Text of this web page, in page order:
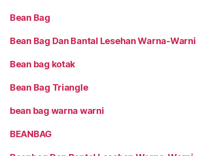
Bean Bag
Bean Bag Dan Bantal Lesehan Warna-Warni
Bean bag kotak
Bean Bag Triangle
bean bag warna warni
BEANBAG